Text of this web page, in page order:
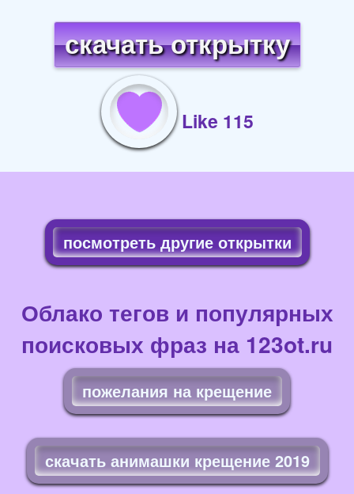
скачать открытку
Like 115
посмотреть другие открытки
Облако тегов и популярных
поисковых фраз на 123ot.ru
пожелания на крещение
скачать анимашки крещение 2019